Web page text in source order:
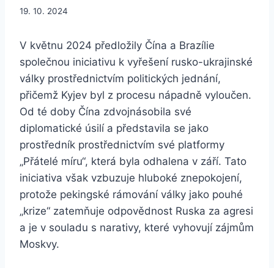
19. 10. 2024
V květnu 2024 předložily Čína a Brazílie
společnou iniciativu k vyřešení rusko-ukrajinské
války prostřednictvím politických jednání,
přičemž Kyjev byl z procesu nápadně vyloučen.
Od té doby Čína zdvojnásobila své
diplomatické úsilí a představila se jako
prostředník prostřednictvím své platformy
„Přátelé míru“, která byla odhalena v září. Tato
iniciativa však vzbuzuje hluboké znepokojení,
protože pekingské rámování války jako pouhé
„krize“ zatemňuje odpovědnost Ruska za agresi
a je v souladu s narativy, které vyhovují zájmům
Moskvy.